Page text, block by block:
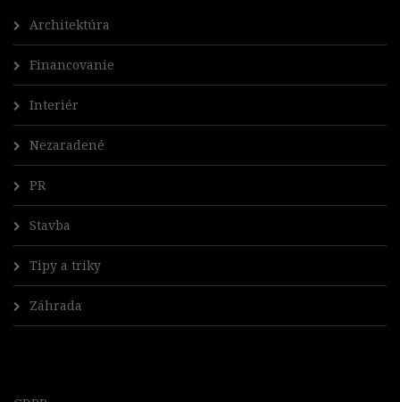
Architektúra
Financovanie
Interiér
Nezaradené
PR
Stavba
Tipy a triky
Záhrada